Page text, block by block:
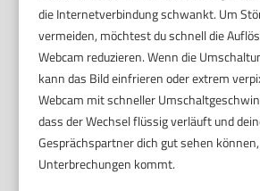
die Internetverbindung schwankt. Um
vermeiden, möchtest du schnell die
Webcam reduzieren. Wenn die
kann das Bild einfrieren oder extrem
Webcam mit schneller
dass der Wechsel flüssig verläuft und
Gesprächspartner dich gut sehen
Unterbrechungen kommt.